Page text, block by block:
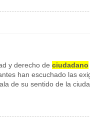
y derecho de ciudadano
han escuchado las
de su sentido de la